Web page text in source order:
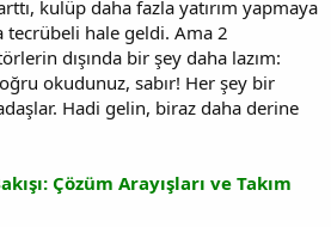
kulüp daha fazla yatırım yapmaya
tecrübeli hale geldi. Ama 2
dışında bir şey daha lazım:
okudunuz, sabır! Her şey bir
Hadi gelin, biraz daha derine
Çözüm Arayışları ve Takım